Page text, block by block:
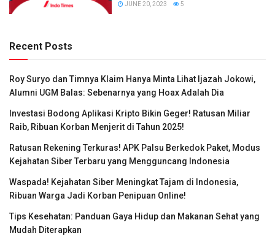
JUNE 20, 2023
5
Recent Posts
Roy Suryo dan Timnya Klaim Hanya Minta Lihat Ijazah Jokowi,
Alumni UGM Balas: Sebenarnya yang Hoax Adalah Dia
Investasi Bodong Aplikasi Kripto Bikin Geger! Ratusan Miliar
Raib, Ribuan Korban Menjerit di Tahun 2025!
Ratusan Rekening Terkuras! APK Palsu Berkedok Paket, Modus
Kejahatan Siber Terbaru yang Mengguncang Indonesia
Waspada! Kejahatan Siber Meningkat Tajam di Indonesia,
Ribuan Warga Jadi Korban Penipuan Online!
Tips Kesehatan: Panduan Gaya Hidup dan Makanan Sehat yang
Mudah Diterapkan